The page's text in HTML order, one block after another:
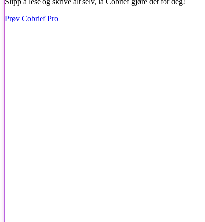
Prøv Cobrief Pro